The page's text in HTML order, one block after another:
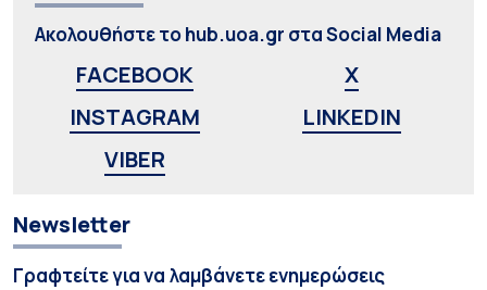
Ακολουθήστε το hub.uoa.gr στα Social Media
FACEBOOK
X
INSTAGRAM
LINKEDIN
VIBER
Newsletter
Γραφτείτε για να λαμβάνετε ενημερώσεις